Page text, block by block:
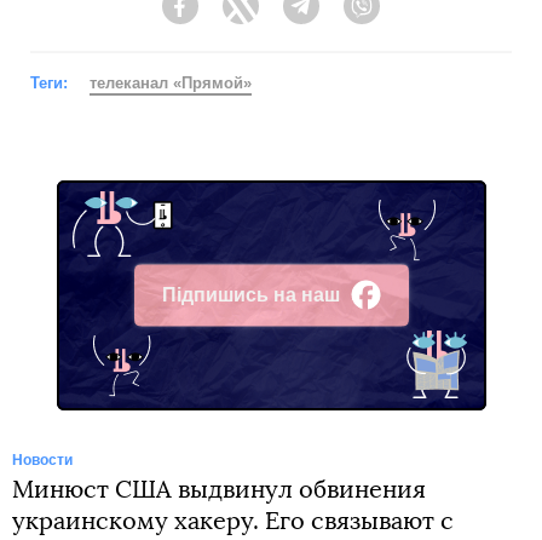
FacebookTwitter Telegram
Теги: телеканал «Прямой»
Підпишись на наш
Facebook
Новости
Минюст США выдвинул обвинения
украинскому хакеру. Его связывают с